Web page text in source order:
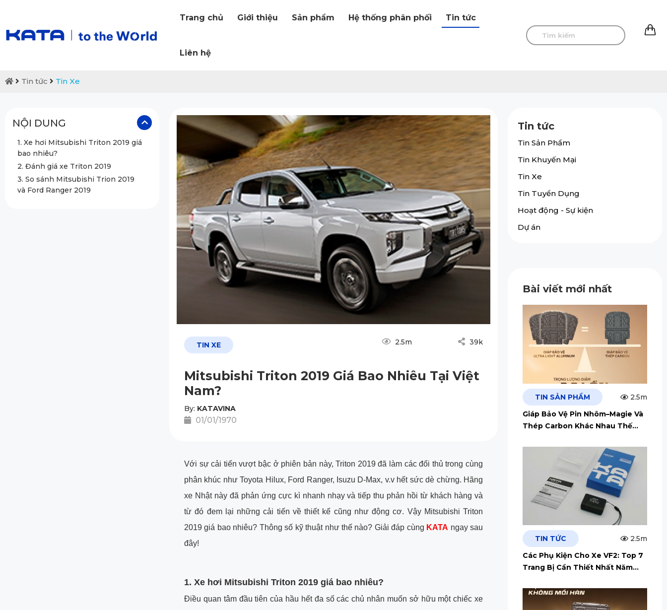
Trang chủ Giới thiệu Sản phẩm Hệ thống phân phối Tin tức
Liên hệ
Tin tức Tin Xe
NỘI DUNG
1. Xe hơi Mitsubishi Triton 2019 giá
bao nhiêu?
2. Đánh giá xe Triton 2019
3. So sánh Mitsubishi Trion 2019
và Ford Ranger 2019
TIN XE 2.5m 39k
Mitsubishi Triton 2019 Giá Bao Nhiêu Tại Việt
Nam?
By: KATAVINA
01/01/1970
Với sự cải tiến vượt bậc ở phiên bản này, Triton 2019 đã làm các đối thủ trong cùng
phân khúc như Toyota Hilux, Ford Ranger, Isuzu D-Max, v.v hết sức dè chừng. Hãng
xe Nhật này đã phản ứng cực kì nhanh nhạy và tiếp thu phản hồi từ khách hàng và
từ đó đem lại những cải tiến về thiết kế cũng như động cơ. Vậy Mitsubishi Triton
2019 giá bao nhiêu? Thông số kỹ thuật như thế nào? Giải đáp cùng KATA ngay sau
đây!
1. Xe hơi Mitsubishi Triton 2019 giá bao nhiêu?
Điều quan tâm đầu tiên của hầu hết đa số các chủ nhân muốn sở hữu một chiếc xe
Tin tức
Tin Sản Phẩm
Tin Khuyến Mại
Tin Xe
Tin Tuyển Dụng
Hoạt động - Sự kiện
Dự án
Bài viết mới nhất
TIN SẢN PHẨM
2.5m
Giáp Bảo Vệ Pin Nhôm–Magie Và
Thép Carbon Khác Nhau Thế
TIN TỨC
2.5m
Các Phụ Kiện Cho Xe VF2: Top 7
Trang Bị Cần Thiết Nhất Năm